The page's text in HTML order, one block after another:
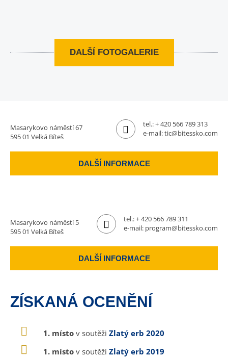
DALŠÍ FOTOGALERIE
Masarykovo náměstí 67
595 01 Velká Bíteš
tel.:+ 420 566 789 313
e-mail:tic@bitessko.com
DALŠÍ INFORMACE
Masarykovo náměstí 5
595 01 Velká Bíteš
tel.:+ 420 566 789 311
e-mail: program@bitessko.com
DALŠÍ INFORMACE
ZÍSKANÁ OCENĚNÍ
1. místo v soutěži Zlatý erb 2020
1. místo v soutěži Zlatý erb 2019